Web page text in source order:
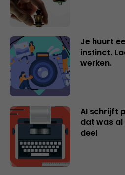
Je huurt
instinct.
werken.
AI schrijft
dat was
deel